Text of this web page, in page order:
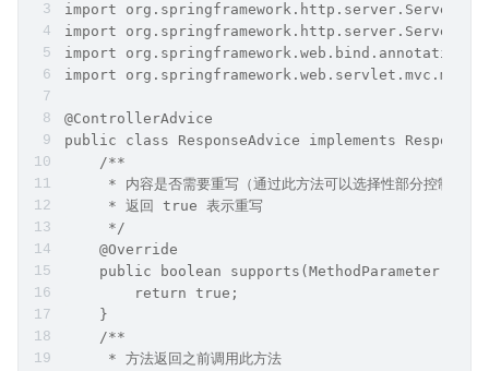
import
import
import
import
@ControllerAdvice
public class ResponseAdvice implements
    /**
* 内容是否需要重写（通过此方法可以选择性部分控制器和
     * 返回 true 表示重写
     */
    @Override
public boolean supports(MethodParameter
        return true;
    }
    /**
     * 方法返回之前调用此方法